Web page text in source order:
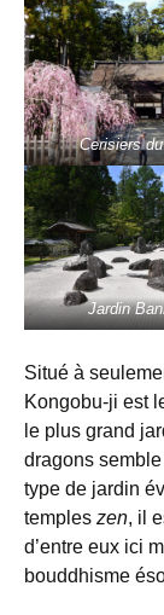
Cerisiers
Jardin
Situé à
Kongobu-ji est
le plus grand
dragons
type de jardin
temples zen, il
d’entre eux ici
bouddhisme